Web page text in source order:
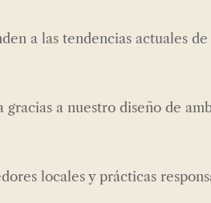
a las tendencias actuales
gracias a nuestro diseño de
locales y prácticas